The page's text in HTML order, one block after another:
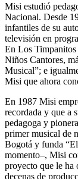
Misi estudió
Nacional. Desde
infantiles de su
televisión en
En Los Timpanitos
Niños Cantores,
Musical”; e
Misi que ahora
En 1987 Misi
recordada y que a
pedagoga y
primer musical de
Bogotá y funda
momento–, Misi
proyecto que le ha
decenas de